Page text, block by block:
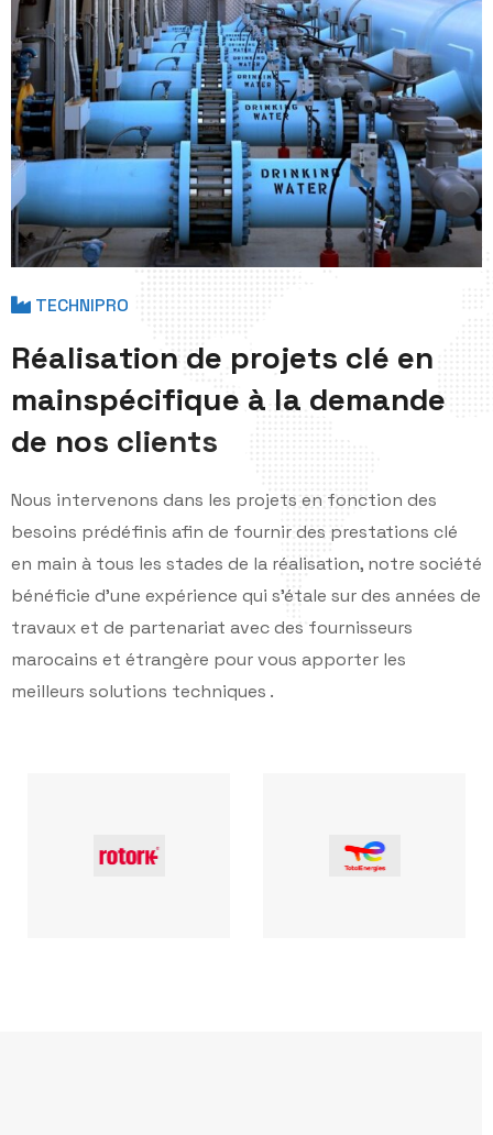
TECHNIPRO
Réalisation de projets clé en
mainspécifique à la demande
de nos clients
Nous intervenons dans les projets en fonction des
besoins prédéfinis afin de fournir des prestations clé
en main à tous les stades de la réalisation, notre société
bénéficie d'une expérience qui s'étale sur des années de
travaux et de partenariat avec des fournisseurs
marocains et étrangère pour vous apporter les
meilleurs solutions techniques .